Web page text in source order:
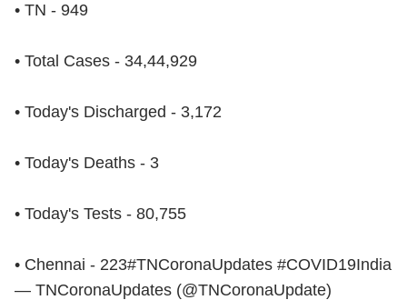
• TN - 949
• Total Cases - 34,44,929
• Today's Discharged - 3,172
• Today's Deaths - 3
• Today's Tests - 80,755
• Chennai - 223#TNCoronaUpdates #COVID19India
— TNCoronaUpdates (@TNCoronaUpdate)